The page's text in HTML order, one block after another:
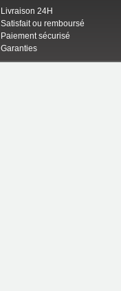
Livraison 24H
Satisfait ou remboursé
Paiement sécurisé
Garanties